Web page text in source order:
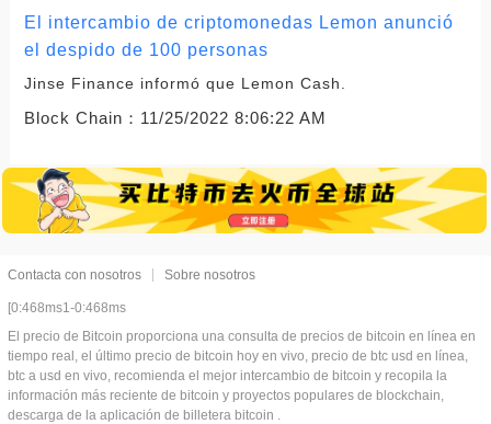
El intercambio de criptomonedas Lemon anunció
el despido de 100 personas
Jinse Finance informó que Lemon Cash.
Block Chain： 11/25/2022 8:06:22 AM
Contacta con nosotros Sobre nosotros
[0:468ms1-0:468ms
El precio de Bitcoin proporciona una consulta de precios de bitcoin en línea en
tiempo real, el último precio de bitcoin hoy en vivo, precio de btc usd en línea,
btc a usd en vivo, recomienda el mejor intercambio de bitcoin y recopila la
información más reciente de bitcoin y proyectos populares de blockchain,
descarga de la aplicación de billetera bitcoin .